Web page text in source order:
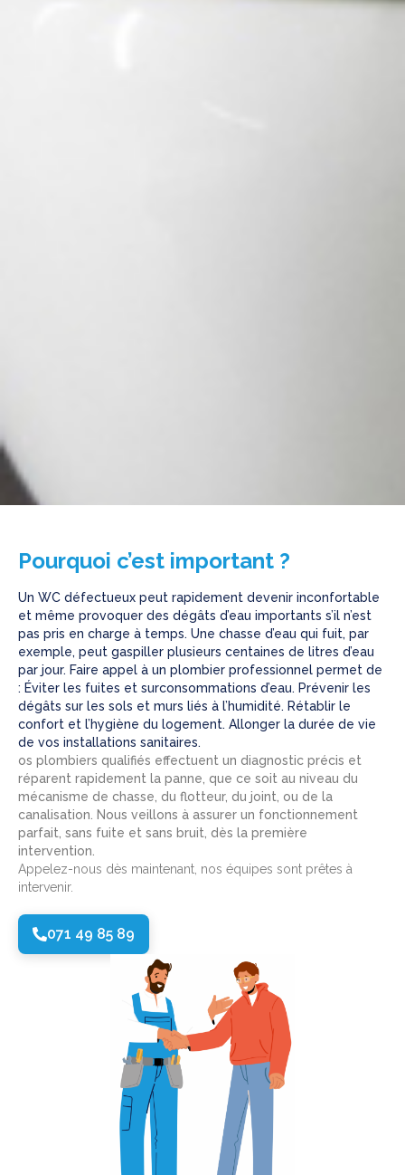
Pourquoi c’est important ?
Un WC défectueux peut rapidement devenir inconfortable
et même provoquer des dégâts d’eau importants s’il n’est
pas pris en charge à temps. Une chasse d’eau qui fuit, par
exemple, peut gaspiller plusieurs centaines de litres d’eau
par jour. Faire appel à un plombier professionnel permet de
: Éviter les fuites et surconsommations d’eau. Prévenir les
dégâts sur les sols et murs liés à l’humidité. Rétablir le
confort et l’hygiène du logement. Allonger la durée de vie
de vos installations sanitaires.
os plombiers qualifiés effectuent un diagnostic précis et
réparent rapidement la panne, que ce soit au niveau du
mécanisme de chasse, du flotteur, du joint, ou de la
canalisation. Nous veillons à assurer un fonctionnement
parfait, sans fuite et sans bruit, dès la première
intervention.
Appelez-nous dès maintenant, nos équipes sont prêtes à
intervenir.
071 49 85 89